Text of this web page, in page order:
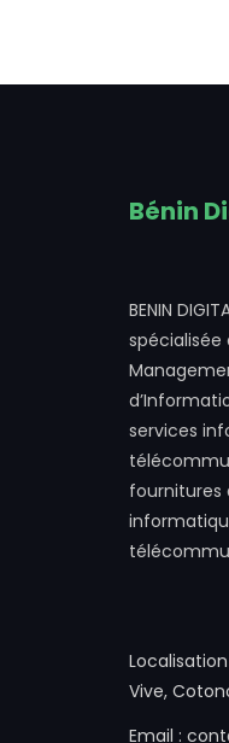
Bénin
BENIN
spécialisée
services
fournitures
Localisation
Vive,
Email :